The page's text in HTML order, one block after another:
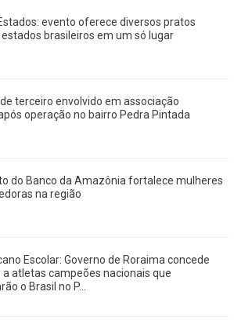
evento oferece diversos pratos
brasileiros em um só lugar
terceiro envolvido em associação
operação no bairro Pedra Pintada
do Banco da Amazônia fortalece mulheres
na região
Escolar: Governo de Roraima concede
a atletas campeões nacionais que
o Brasil no P...